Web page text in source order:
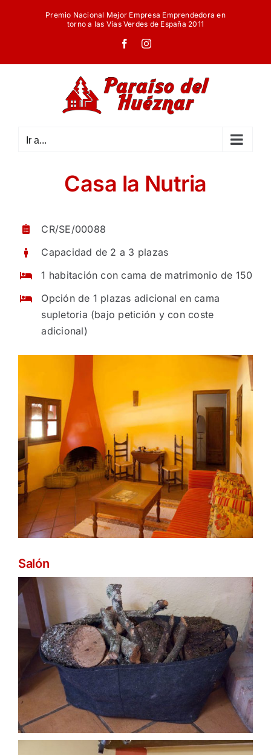
Premio Nacional Mejor Empresa Emprendedora en
torno a las Vías Verdes de España 2011
FacebookInstagram
Ir a...
Casa la Nutria
CR/SE/00088
Capacidad de 2 a 3 plazas
1 habitación con cama de matrimonio de 150
Opción de 1 plazas adicional en cama
supletoria (bajo petición y con coste
adicional)
Salón